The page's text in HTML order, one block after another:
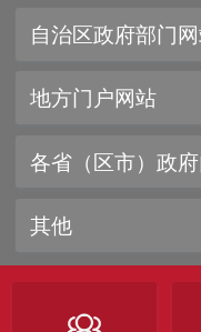
自治区政府部门
地方门户网站
各省（区市）政
其他